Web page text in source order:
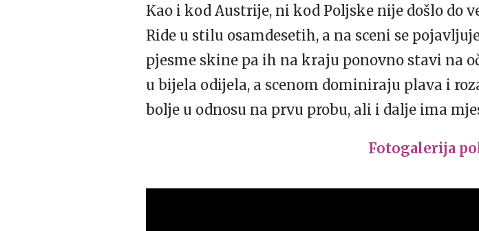
Kao i kod Austrije, ni kod Poljske nije došlo do
Ride u stilu osamdesetih, a na sceni se
pjesme skine pa ih na kraju ponovno stavi na
u bijela odijela, a scenom dominiraju plava i
bolje u odnosu na prvu probu, ali i dalje ima
Fotogalerija